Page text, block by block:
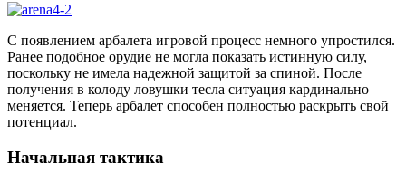
С появлением арбалета игровой процесс немного упростился.
Ранее подобное орудие не могла показать истинную силу,
поскольку не имела надежной защитой за спиной. После
получения в колоду ловушки тесла ситуация кардинально
меняется. Теперь арбалет способен полностью раскрыть свой
потенциал.
Начальная тактика